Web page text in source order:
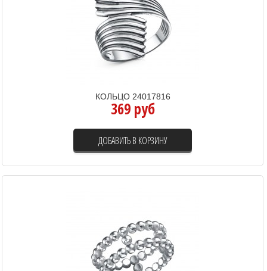
КОЛЬЦО 24017816
369 руб
ДОБАВИТЬ В КОРЗИНУ